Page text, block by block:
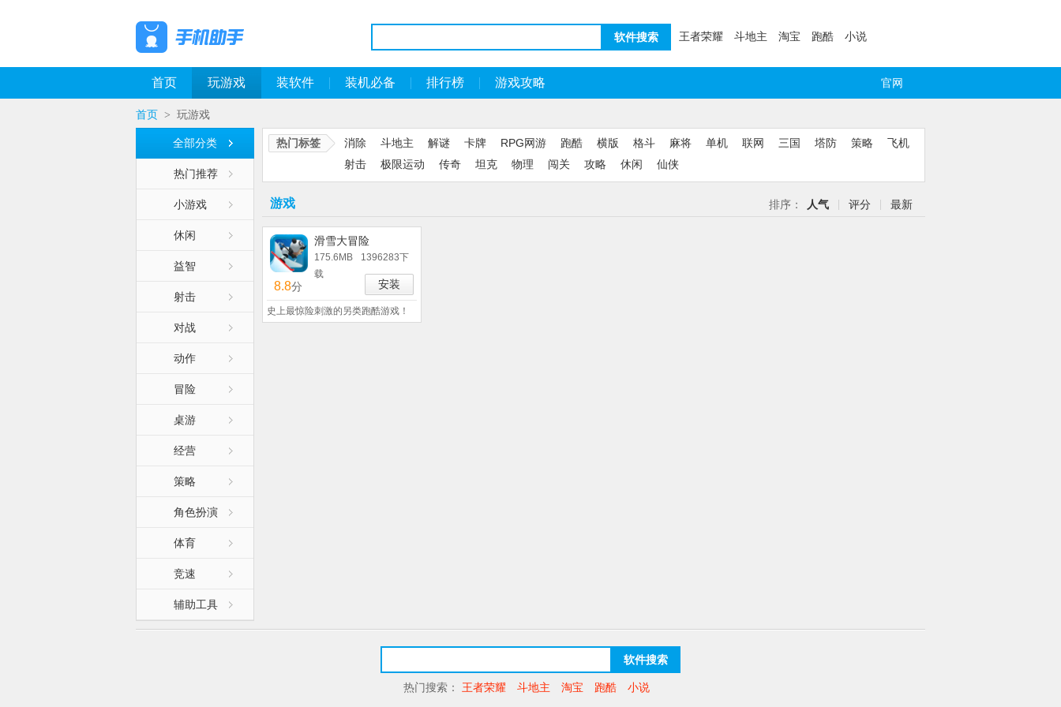
软件搜索 王者荣耀 斗地主 淘宝 跑酷 小说
首页 玩游戏 装软件 装机必备 排行榜 游戏攻略 官网
首页 > 玩游戏
全部分类
热门推荐
小游戏
休闲
益智
射击
对战
动作
冒险
桌游
经营
策略
角色扮演
体育
竞速
辅助工具
热门标签 消除 斗地主 解谜 卡牌 RPG网游 跑酷 横版 格斗 麻将 单机 联网 三国 塔防 策略
飞机
射击
极限运动 传奇 坦克 物理 闯关 攻略 休闲 仙侠
游戏 排序： 人气 评分 最新
滑雪大冒险
175.6MB
1396283下
载
8.8分 安装
史上最惊险刺激的另类跑酷游戏！
软件搜索
热门搜索： 王者荣耀 斗地主 淘宝 跑酷 小说